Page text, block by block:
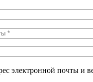
электронной почты и